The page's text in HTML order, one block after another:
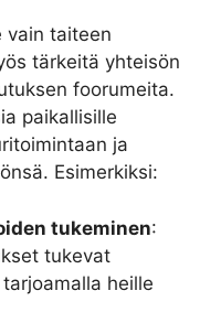
vain taiteen
tärkeitä yhteisön
foorumeita.
paikallisille
ja
Esimerkiksi:
tukeminen:
tukevat
heille